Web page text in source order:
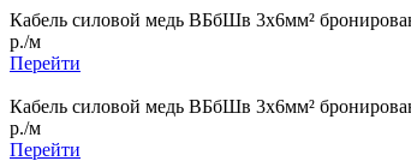
Кабель силовой медь ВБбШв 3x6мм²
р./м
Перейти
Кабель силовой медь ВБбШв 3x6мм²
р./м
Перейти